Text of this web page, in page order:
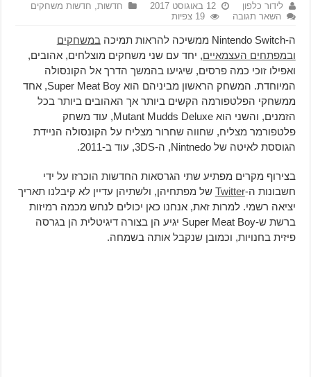
לידור כלפון 12 באוגוסט 2017 חדשות, חדשות משחקים
השאר תגובה
19 צפיות
ה-Nintendo Switch ממשיכה להראות תמיכה
במשחקים
ובמפתחים העצמאיים, יחד עם שני משחקים מוצלחים, אהובים,
ואפילו זוכי כמה פרסים, שיגיעו בהמשך הדרך אל הקונסולה
המיוחדת. המשחק הראשון מביניהם הוא Super Meat Boy, אחד
ממשחקי הפלטפורמה הקשים ביותר אך האהובים ביותר בכל
הזמנים, והשני הוא Mutant Mudds Deluxe, עוד משחק
פלטפורמר מצליח, שחווה שחרור מצליח על הקונסולה הניידת
הגוססת לאיטה של Nintnedo, ה-3DS, עוד ב-2011.
בצירוף מקרים מפתיע שתי הגרסאות החדשות הוכרזו על ידי
חשבונות ה-Twitterשל מפתחיהן, ולשתיהן עדיין לא קיבלנו תאריך
יציאה רשמי. למרות זאת, אנחנו כאן יכולים לנחש מכמה רמיזות
ברשת ש-Super Meat Boy יגיע הן בצורה דיגיטלית הן בגרסה
פיזית בחנויות, וכמובן שנקבל אותה בשמחה.